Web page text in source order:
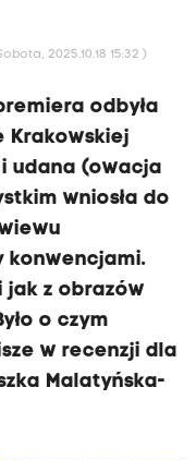
2025.10.18 15:32 )
odbyła
Krakowskiej
udana (owacja
wniosła do
konwencjami.
z obrazów
o czym
w recenzji dla
Malatyńska-